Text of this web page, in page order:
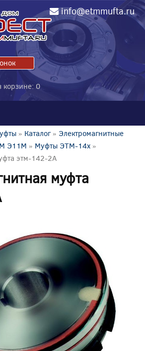
info@etmmufta.ru
корзине: 0
» Каталог» Электромагнитные
Э11М » Муфты ЭТМ-14x »
этм-142-2А
муфта